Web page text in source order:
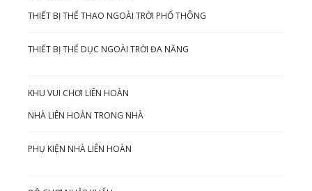
THIẾT BỊ THỂ THAO NGOÀI TRỜI PHỔ THÔNG
THIẾT BỊ THỂ DỤC NGOÀI TRỜI ĐA NĂNG
KHU VUI CHƠI LIÊN HOÀN
NHÀ LIÊN HOÀN TRONG NHÀ
PHỤ KIỆN NHÀ LIÊN HOÀN